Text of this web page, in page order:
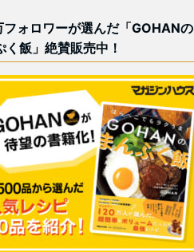
ォロワーが選んだ「GOHANの
く飯」絶賛販売中！